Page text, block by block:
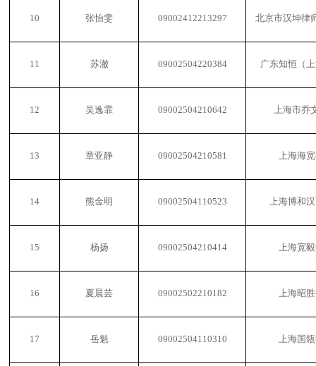
10 张怡雯 09002412213297 北京市汉坤律
11 苏澈 09002504220384 广东知恒（
12 吴逸霏 09002504210642 上海市乔
13 章亚静 09002504210581 上海海
14 熊金明 09002504110523 上海博和
15 杨扬 09002504210414 上海宽
16 夏晨芸 09002502210182 上海昭
17 岳魁 09002504110310 上海国